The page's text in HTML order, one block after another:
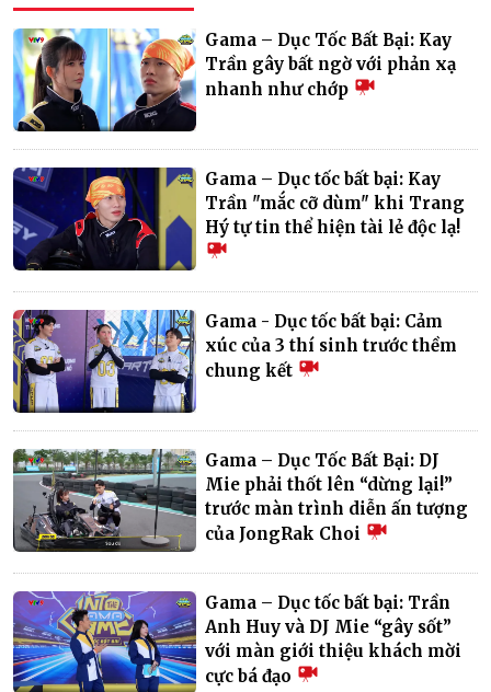
Gama – Dục Tốc Bất Bại: Kay
Trần gây bất ngờ với phản xạ
nhanh như chớp
Gama – Dục tốc bất bại: Kay
Trần "mắc cỡ dùm" khi Trang
Hý tự tin thể hiện tài lẻ độc lạ!
Gama - Dục tốc bất bại: Cảm
xúc của 3 thí sinh trước thềm
chung kết
Gama – Dục Tốc Bất Bại: DJ
Mie phải thốt lên “dừng lại!”
trước màn trình diễn ấn tượng
của JongRak Choi
Gama – Dục tốc bất bại: Trần
Anh Huy và DJ Mie “gây sốt”
với màn giới thiệu khách mời
cực bá đạo